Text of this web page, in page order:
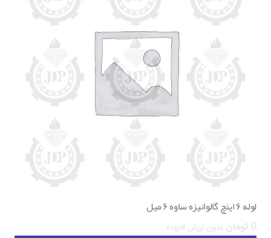
لوله ۶ اینچ گالوانیزه ساوه ۶ میل
0 تومان بدون ارزش افزوده